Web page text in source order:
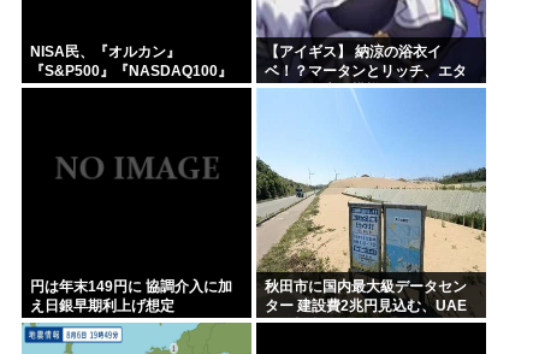
NISA民、『オルカン』
『S&P500』『NASDAQ100』
しか買わない
【アイギス】 納涼の浴衣イ
ベ！？マータンとリッチ、エタ
ーナーが来る模様！！！
円は年末149円に 協調介入に加
え日銀早期利上げ想定
秋田市に国内最大級データセン
ター 建設費2兆円見込む、UAE
など投資